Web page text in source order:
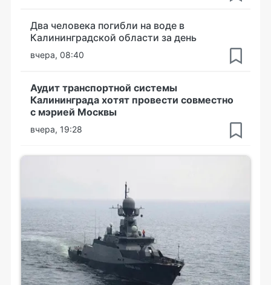
Два человека погибли на воде в
Калининградской области за день
вчера, 08:40
Аудит транспортной системы
Калининграда хотят провести совместно
с мэрией Москвы
вчера, 19:28